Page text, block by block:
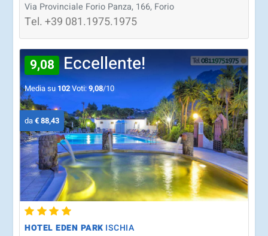
Via Provinciale Forio Panza, 166, Forio
Tel.+39 081.1975.1975
9,08 Eccellente!
Media su 102Voti:9,08/10
da€ 88,43
HOTEL EDEN PARK ISCHIA